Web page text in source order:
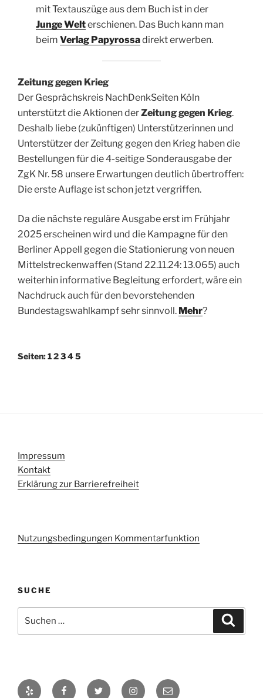
mit Textauszüge aus dem Buch ist in der
Junge Welterschienen. Das Buch kann man
beimVerlag Papyrossadirekt erwerben.
Zeitung gegen Krieg
Der Gesprächskreis NachDenkSeiten Köln
unterstützt die Aktionen derZeitung gegen Krieg.
Deshalb liebe (zukünftigen) Unterstützerinnen und
Unterstützer der Zeitung gegen den Krieg haben die
Bestellungen für die 4-seitige Sonderausgabe der
ZgK Nr. 58 unsere Erwartungen deutlich übertroffen:
Die erste Auflage ist schon jetzt vergriffen.
Da die nächste reguläre Ausgabe erst im Frühjahr
2025 erscheinen wird und die Kampagne für den
Berliner Appell gegen die Stationierung von neuen
Mittelstreckenwaffen (Stand 22.11.24: 13.065) auch
weiterhin informative Begleitung erfordert, wäre ein
Nachdruck auch für den bevorstehenden
Bundestagswahlkampf sehr sinnvoll. Mehr?
Seiten:12345
Impressum
Kontakt
Erklärung zur Barrierefreiheit
Nutzungsbedingungen Kommentarfunktion
SUCHE
nach:
Yelp FacebookTwitter Instagram
E-